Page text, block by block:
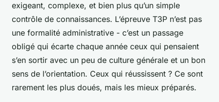
exigeant, complexe, et bien plus qu’un simple
contrôle de connaissances. L’épreuve T3P n’est pas
une formalité administrative - c’est un passage
obligé qui écarte chaque année ceux qui pensaient
s’en sortir avec un peu de culture générale et un bon
sens de l’orientation. Ceux qui réussissent ? Ce sont
rarement les plus doués, mais les mieux préparés.